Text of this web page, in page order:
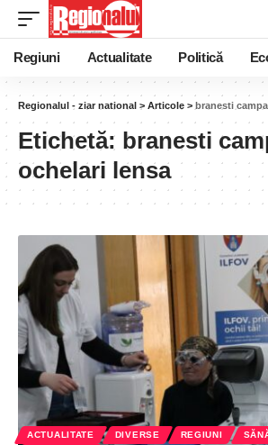
Regiuni Actualitate Politică
Regionalul - ziar national > Articole > branesti
Etichetă: branesti
ochelari lensa
ACTUALITATE DIVERSE REGIUNI